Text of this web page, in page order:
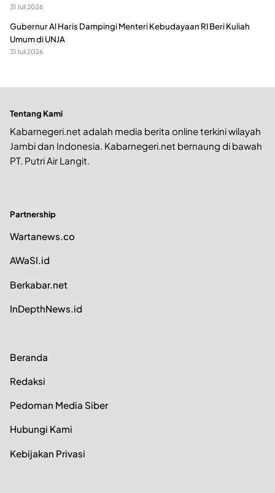
31 Juli 2026
Gubernur Al Haris Dampingi Menteri Kebudayaan RI Beri Kuliah
Umum di UNJA
31 Juli 2026
Tentang Kami
Kabarnegeri.net adalah media berita online terkini wilayah
Jambi dan Indonesia. Kabarnegeri.net bernaung di bawah
PT. Putri Air Langit.
Partnership
Wartanews.co
AWaSI.id
Berkabar.net
InDepthNews.id
Beranda
Redaksi
Pedoman Media Siber
Hubungi Kami
Kebijakan Privasi